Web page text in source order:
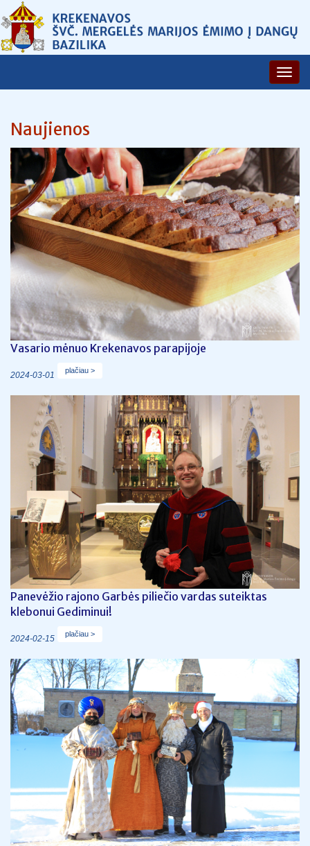
Naujienos
Vasario mėnuo Krekenavos parapijoje
2024-03-01 plačiau >
Panevėžio rajono Garbės piliečio vardas suteiktas
klebonui Gediminui!
2024-02-15 plačiau >